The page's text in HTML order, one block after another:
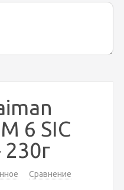
6 SIC
230г
Сравнение